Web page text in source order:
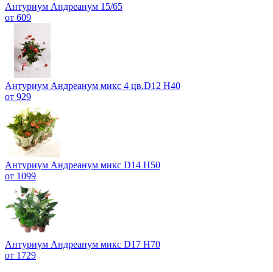
Антуриум Андреанум 15/65
от 609
Антуриум Андреанум микс 4 цв.D12 H40
от 929
Антуриум Андреанум микс D14 H50
от 1099
Антуриум Андреанум микс D17 H70
от 1729